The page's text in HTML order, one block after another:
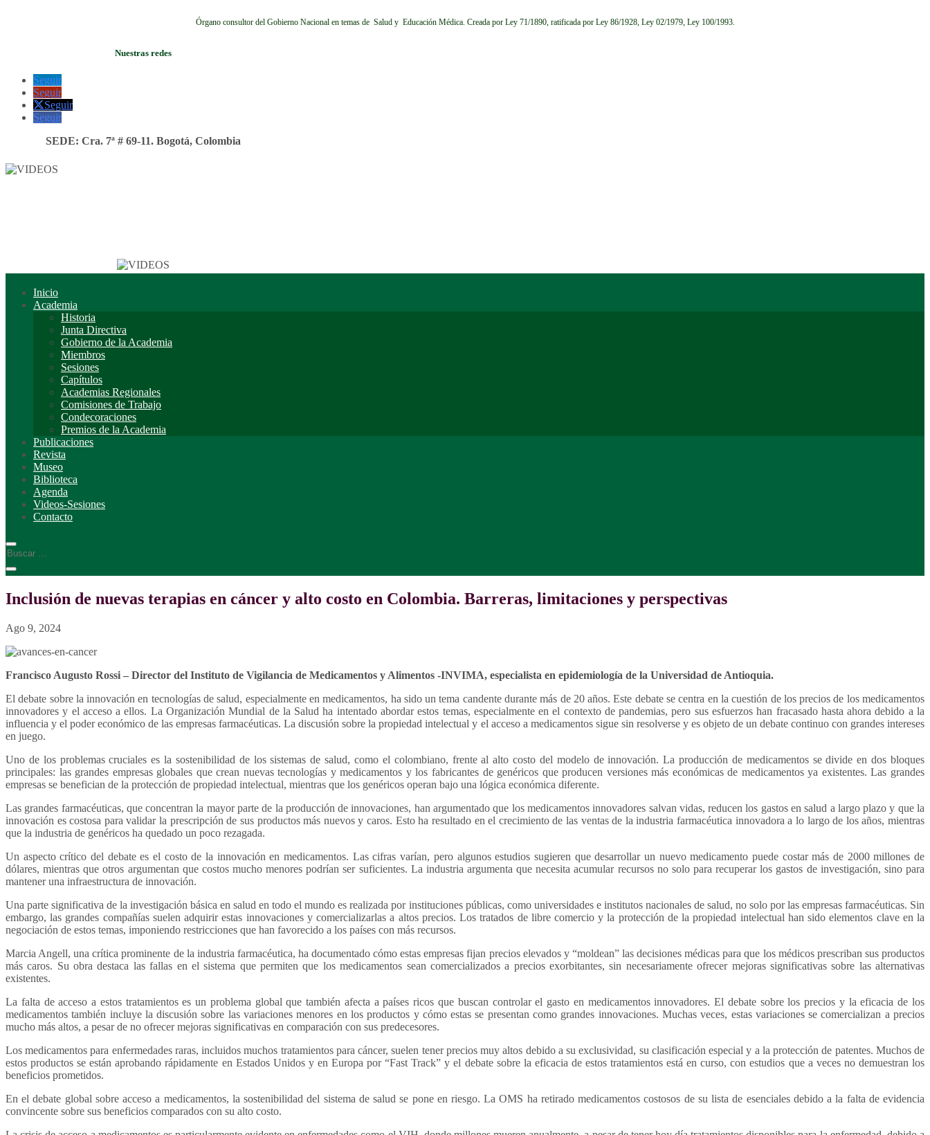
Órgano consultor del Gobierno Nacional en temas de Salud y Educación Médica. Creada por Ley 71/1890, ratificada por Ley 86/1928, Ley 02/1979, Ley 100/1993.
Nuestras redes
Seguir
Seguir
Seguir
Seguir
SEDE: Cra. 7ª # 69-11. Bogotá, Colombia
Inicio
Academia
Historia
Junta Directiva
Gobierno de la Academia
Miembros
Sesiones
Capítulos
Academias Regionales
Comisiones de Trabajo
Condecoraciones
Premios de la Academia
Publicaciones
Revista
Museo
Biblioteca
Agenda
Videos-Sesiones
Contacto
Inclusión de nuevas terapias en cáncer y alto costo en Colombia. Barreras, limitaciones y perspectivas
Ago 9, 2024
Francisco Augusto Rossi – Director del Instituto de Vigilancia de Medicamentos y Alimentos -INVIMA, especialista en epidemiología de la Universidad de Antioquia.
El debate sobre la innovación en tecnologías de salud, especialmente en medicamentos, ha sido un tema candente durante más de 20 años. Este debate se centra en la cuestión de los precios de los medicamentos
innovadores y el acceso a ellos. La Organización Mundial de la Salud ha intentado abordar estos temas, especialmente en el contexto de pandemias, pero sus esfuerzos han fracasado hasta ahora debido a la
influencia y el poder económico de las empresas farmacéuticas. La discusión sobre la propiedad intelectual y el acceso a medicamentos sigue sin resolverse y es objeto de un debate continuo con grandes intereses
en juego.
Uno de los problemas cruciales es la sostenibilidad de los sistemas de salud, como el colombiano, frente al alto costo del modelo de innovación. La producción de medicamentos se divide en dos bloques
principales: las grandes empresas globales que crean nuevas tecnologías y medicamentos y los fabricantes de genéricos que producen versiones más económicas de medicamentos ya existentes. Las grandes
empresas se benefician de la protección de propiedad intelectual, mientras que los genéricos operan bajo una lógica económica diferente.
Las grandes farmacéuticas, que concentran la mayor parte de la producción de innovaciones, han argumentado que los medicamentos innovadores salvan vidas, reducen los gastos en salud a largo plazo y que la
innovación es costosa para validar la prescripción de sus productos más nuevos y caros. Esto ha resultado en el crecimiento de las ventas de la industria farmacéutica innovadora a lo largo de los años, mientras
que la industria de genéricos ha quedado un poco rezagada.
Un aspecto crítico del debate es el costo de la innovación en medicamentos. Las cifras varían, pero algunos estudios sugieren que desarrollar un nuevo medicamento puede costar más de 2000 millones de
dólares, mientras que otros argumentan que costos mucho menores podrían ser suficientes. La industria argumenta que necesita acumular recursos no solo para recuperar los gastos de investigación, sino para
mantener una infraestructura de innovación.
Una parte significativa de la investigación básica en salud en todo el mundo es realizada por instituciones públicas, como universidades e institutos nacionales de salud, no solo por las empresas farmacéuticas. Sin
embargo, las grandes compañías suelen adquirir estas innovaciones y comercializarlas a altos precios. Los tratados de libre comercio y la protección de la propiedad intelectual han sido elementos clave en la
negociación de estos temas, imponiendo restricciones que han favorecido a los países con más recursos.
Marcia Angell, una crítica prominente de la industria farmacéutica, ha documentado cómo estas empresas fijan precios elevados y “moldean” las decisiones médicas para que los médicos prescriban sus productos
más caros. Su obra destaca las fallas en el sistema que permiten que los medicamentos sean comercializados a precios exorbitantes, sin necesariamente ofrecer mejoras significativas sobre las alternativas
existentes.
La falta de acceso a estos tratamientos es un problema global que también afecta a países ricos que buscan controlar el gasto en medicamentos innovadores. El debate sobre los precios y la eficacia de los
medicamentos también incluye la discusión sobre las variaciones menores en los productos y cómo estas se presentan como grandes innovaciones. Muchas veces, estas variaciones se comercializan a precios
mucho más altos, a pesar de no ofrecer mejoras significativas en comparación con sus predecesores.
Los medicamentos para enfermedades raras, incluidos muchos tratamientos para cáncer, suelen tener precios muy altos debido a su exclusividad, su clasificación especial y a la protección de patentes. Muchos de
estos productos se están aprobando rápidamente en Estados Unidos y en Europa por “Fast Track” y el debate sobre la eficacia de estos tratamientos está en curso, con estudios que a veces no demuestran los
beneficios prometidos.
En el debate global sobre acceso a medicamentos, la sostenibilidad del sistema de salud se pone en riesgo. La OMS ha retirado medicamentos costosos de su lista de esenciales debido a la falta de evidencia
convincente sobre sus beneficios comparados con su alto costo.